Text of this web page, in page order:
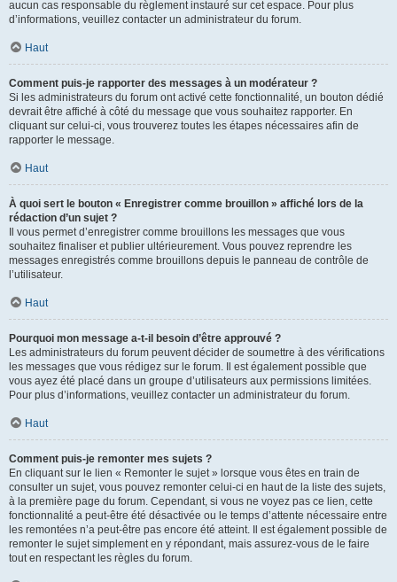
aucun cas responsable du règlement instauré sur cet espace. Pour plus
d’informations, veuillez contacter un administrateur du forum.
Haut
Comment puis-je rapporter des messages à un modérateur ?
Si les administrateurs du forum ont activé cette fonctionnalité, un bouton dédié
devrait être affiché à côté du message que vous souhaitez rapporter. En
cliquant sur celui-ci, vous trouverez toutes les étapes nécessaires afin de
rapporter le message.
Haut
À quoi sert le bouton « Enregistrer comme brouillon » affiché lors de la
rédaction d’un sujet ?
Il vous permet d’enregistrer comme brouillons les messages que vous
souhaitez finaliser et publier ultérieurement. Vous pouvez reprendre les
messages enregistrés comme brouillons depuis le panneau de contrôle de
l’utilisateur.
Haut
Pourquoi mon message a-t-il besoin d’être approuvé ?
Les administrateurs du forum peuvent décider de soumettre à des vérifications
les messages que vous rédigez sur le forum. Il est également possible que
vous ayez été placé dans un groupe d’utilisateurs aux permissions limitées.
Pour plus d’informations, veuillez contacter un administrateur du forum.
Haut
Comment puis-je remonter mes sujets ?
En cliquant sur le lien « Remonter le sujet » lorsque vous êtes en train de
consulter un sujet, vous pouvez remonter celui-ci en haut de la liste des sujets,
à la première page du forum. Cependant, si vous ne voyez pas ce lien, cette
fonctionnalité a peut-être été désactivée ou le temps d’attente nécessaire entre
les remontées n’a peut-être pas encore été atteint. Il est également possible de
remonter le sujet simplement en y répondant, mais assurez-vous de le faire
tout en respectant les règles du forum.